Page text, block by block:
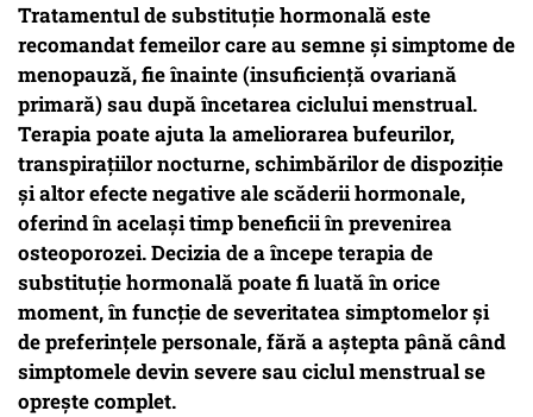
Tratamentul de substituție hormonală este
recomandat femeilor care au semne și simptome de
menopauză, fie înainte (insuficiență ovariană
primară) sau după încetarea ciclului menstrual.
Terapia poate ajuta la ameliorarea bufeurilor,
transpirațiilor nocturne, schimbărilor de dispoziție
și altor efecte negative ale scăderii hormonale,
oferind în același timp beneficii în prevenirea
osteoporozei. Decizia de a începe terapia de
substituție hormonală poate fi luată în orice
moment, în funcție de severitatea simptomelor și
de preferințele personale, fără a aștepta până când
simptomele devin severe sau ciclul menstrual se
oprește complet.